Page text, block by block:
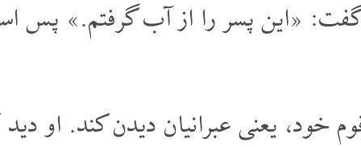
گفت: «این پسر را از آب گرفتم.» پس
یعنی عبرانیان دیدن کند. او دید